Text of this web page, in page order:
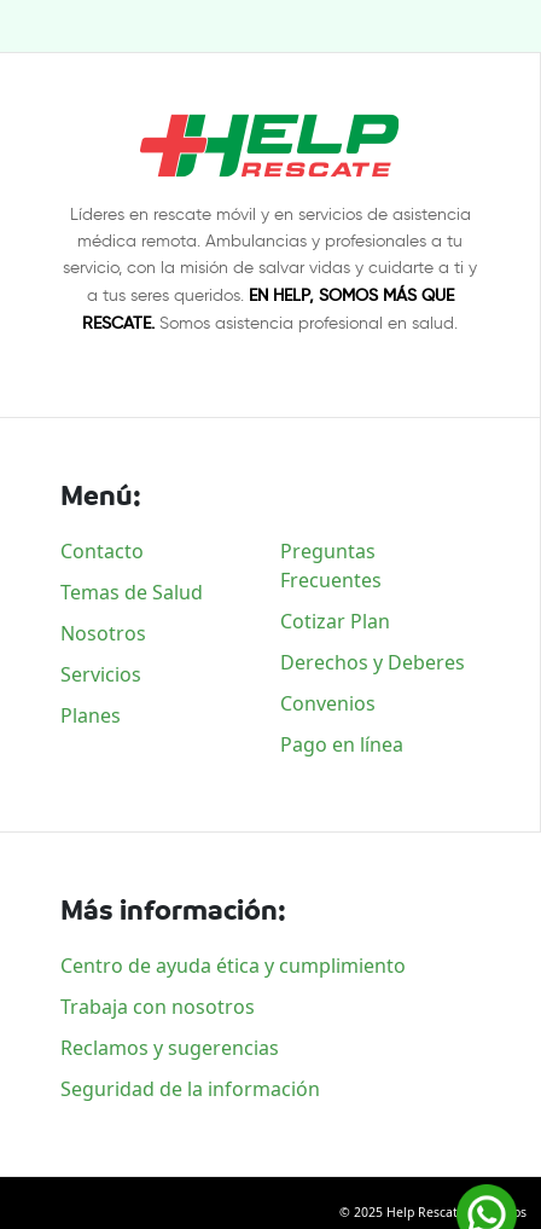
Líderes en rescate móvil y en servicios de asistencia
médica remota. Ambulancias y profesionales a tu
servicio, con la misión de salvar vidas y cuidarte a ti y
a tus seres queridos. EN HELP, SOMOS MÁS QUE
RESCATE. Somos asistencia profesional en salud.
Menú:
Contacto
Temas de Salud
Nosotros
Servicios
Planes
Preguntas
Frecuentes
Cotizar Plan
Derechos y Deberes
Convenios
Pago en línea
Más información:
Centro de ayuda ética y cumplimiento
Trabaja con nosotros
Reclamos y sugerencias
Seguridad de la información
© 2025 Help Rescate. Todos los